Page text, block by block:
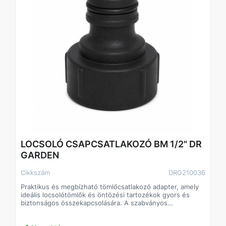
• Locsolótömlők csatlakoztatása
• Gyep- és növényöntözés
• Háztartási vízrendszerek
• Hobbi és professzionális kertészeti felhasználás
Típus Csapadapter
Méret: 1/2” – 3/4”
Anyag: Strapabíró műanyag
Csatlakozás: Menetes / gyorscsatlakozó
Szín: Kék / fekete
Felhasználás: Kerti öntözés
LOCSOLÓ CSAPCSATLAKOZÓ BM 1/2" DR
GARDEN
Cikkszám
DRG210036
Praktikus és megbízható tömlőcsatlakozó adapter, amely
ideális locsolótömlők és öntözési tartozékok gyors és
biztonságos összekapcsolására. A szabványos